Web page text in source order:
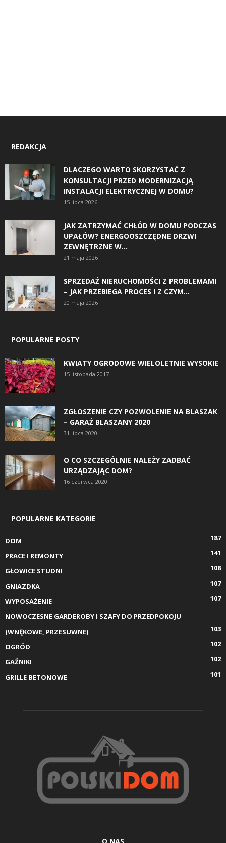
REDAKCJA
DLACZEGO WARTO SKORZYSTAĆ Z
KONSULTACJI PRZED MODERNIZACJĄ
INSTALACJI ELEKTRYCZNEJ W DOMU?
15 lipca 2026
JAK ZATRZYMAĆ CHŁÓD W DOMU PODCZAS
UPAŁÓW? ENERGOOSZCZĘDNE DRZWI
ZEWNĘTRZNE W...
21 maja 2026
SPRZEDAŻ NIERUCHOMOŚCI Z PROBLEMAMI
– JAK PRZEBIEGA PROCES I Z CZYM...
20 maja 2026
POPULARNE POSTY
KWIATY OGRODOWE WIELOLETNIE WYSOKIE
15 listopada 2017
ZGŁOSZENIE CZY POZWOLENIE NA BLASZAK
– GARAŻ BLASZANY 2020
31 lipca 2020
O CO SZCZEGÓLNIE NALEŻY ZADBAĆ
URZĄDZAJĄC DOM?
16 czerwca 2020
POPULARNE KATEGORIE
DOM
187
PRACE I REMONTY
141
GŁOWICE STUDNI
108
GNIAZDKA
107
WYPOSAŻENIE
107
NOWOCZESNE GARDEROBY I SZAFY DO PRZEDPOKOJU
(WNĘKOWE, PRZESUWNE)
103
OGRÓD
102
GAŹNIKI
102
GRILLE BETONOWE
101
O NAS